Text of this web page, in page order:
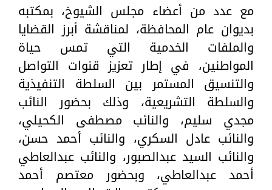
مع عدد من أعضاء مجلس الشيوخ، بمكتبه
بديوان عام المحافظة، لمناقشة أبرز القضايا
والملفات الخدمية التي تمس حياة
المواطنين، في إطار تعزيز قنوات التواصل
والتنسيق المستمر بين السلطة التنفيذية
والسلطة التشريعية، وذلك بحضور النائب
مجدي سليم، والنائب مصطفى الكحيلي،
والنائب عادل السكري، والنائب أحمد حسن،
والنائب السيد عبدالصبور، والنائب عبدالعاطي
أحمد عبدالعاطي، وبحضور معتصم أحمد